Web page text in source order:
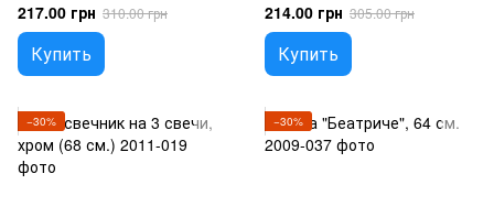
217.00 грн 310.00 грн
Купить
214.00 грн 305.00 грн
Купить
−30% −30%